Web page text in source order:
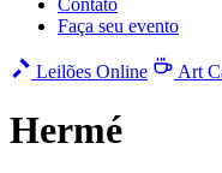
Contato
Faça seu evento
Leilões Online Art
Hermé